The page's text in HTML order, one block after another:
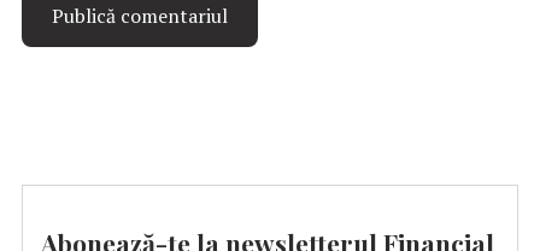
Abonează-te la newsletterul Financial